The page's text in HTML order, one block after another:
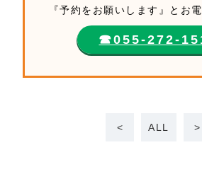
『予約をお願いします』とお
☎︎055-272-
< ALL >